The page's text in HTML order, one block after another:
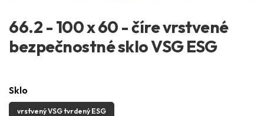
66.2 - 100 x 60 - číre vrstvené
bezpečnostné sklo VSG ESG
Sklo
vrstvený VSG tvrdený ESG